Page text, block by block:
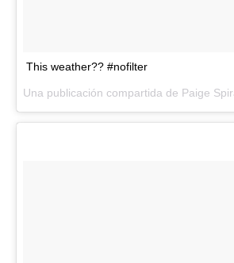
This weather?? #nofilter